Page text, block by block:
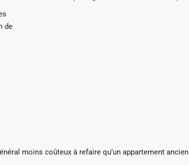
de
moins coûteux à refaire qu’un appartement ancien